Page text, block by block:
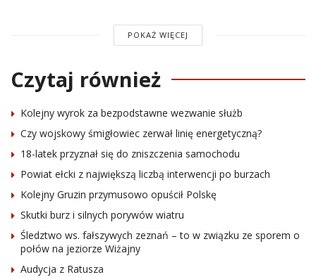
POKAŻ WIĘCEJ
Czytaj również
Kolejny wyrok za bezpodstawne wezwanie służb
Czy wojskowy śmigłowiec zerwał linię energetyczną?
18-latek przyznał się do zniszczenia samochodu
Powiat ełcki z największą liczbą interwencji po burzach
Kolejny Gruzin przymusowo opuścił Polskę
Skutki burz i silnych porywów wiatru
Śledztwo ws. fałszywych zeznań – to w związku ze sporem o
połów na jeziorze Wiżajny
Audycja z Ratusza